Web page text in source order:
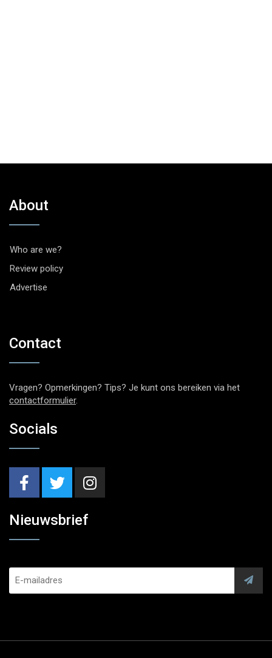
About
Who are we?
Review policy
Advertise
Contact
Vragen? Opmerkingen? Tips? Je kunt ons bereiken via het
contactformulier.
Socials
Nieuwsbrief